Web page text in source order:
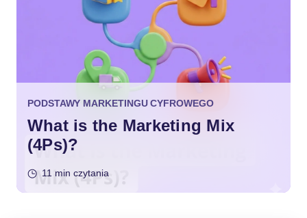
PODSTAWY MARKETINGU CYFROWEGO
What is the Marketing Mix
(4Ps)?
11 min czytania